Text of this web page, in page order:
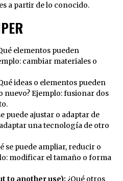
a partir de lo conocido.
elementos pueden
cambiar materiales o
ideas o elementos pueden
Ejemplo: fusionar dos
puede ajustar o adaptar de
una tecnología de otro
se puede ampliar, reducir o
modificar el tamaño o forma
to another use): ¿Qué otros